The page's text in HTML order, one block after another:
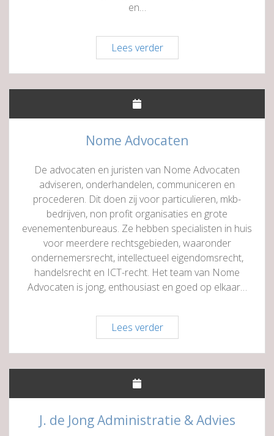
en…
Lees verderUnivé
Noord-
Nederland
Nome Advocaten
De advocaten en juristen van Nome Advocaten
adviseren, onderhandelen, communiceren en
procederen. Dit doen zij voor particulieren, mkb-
bedrijven, non profit organisaties en grote
evenementenbureaus. Ze hebben specialisten in huis
voor meerdere rechtsgebieden, waaronder
ondernemersrecht, intellectueel eigendomsrecht,
handelsrecht en ICT-recht. Het team van Nome
Advocaten is jong, enthousiast en goed op elkaar…
Lees verderNome
Advocaten
J. de Jong Administratie & Advies